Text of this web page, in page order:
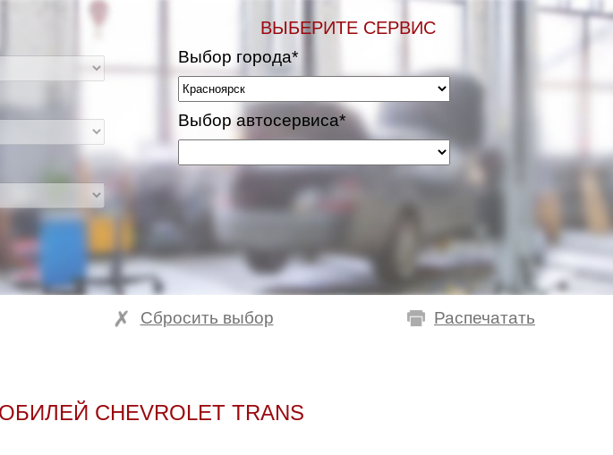
ВЫБЕРИТЕ СЕРВИС
Выбор города*
Выбор автосервиса*
Распечатать
Сбросить выбор
CHEVROLET TRANS